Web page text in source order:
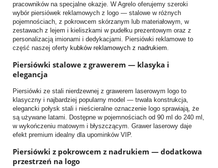
pracowników na specjalne okazje. W Agrelo oferujemy szeroki
wybór piersiówek reklamowych z logo — stalowe w różnych
pojemnościach, z pokrowcem skórzanym lub materiałowym, w
zestawach z lejem i kieliszkami w pudełku prezentowym oraz z
personalizacją imionami i dedykacjami. Piersiówki reklamowe to
część naszej oferty kubków reklamowych z nadrukiem.
Piersiówki stalowe z grawerem — klasyka i
elegancja
Piersiówki ze stali nierdzewnej z grawerem laserowym logo to
klasyczny i najbardziej popularny model — trwała konstrukcja,
elegancki połysk stali i nieścieralne oznaczenie logo sprawiają, że
są używane latami. Dostępne w pojemnościach od 90 ml do 240 ml,
w wykończeniu matowym i błyszczącym. Grawer laserowy daje
efekt premium idealny dla upominków VIP.
Piersiówki z pokrowcem z nadrukiem — dodatkowa
przestrzeń na logo